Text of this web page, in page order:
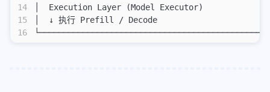
14
15
16
│  Execution Layer (Model Executor)
│  ↓ 执行 Prefill / Decode
cs336-02-train
cs336-03-性能分析